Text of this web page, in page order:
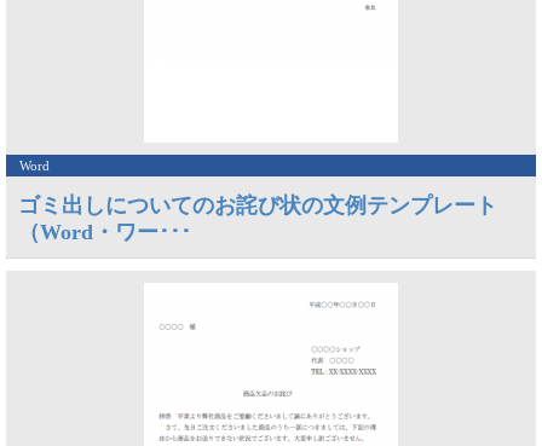
Word
ゴミ出しについてのお詫び状の文例テンプレート
（Word・ワー･･･